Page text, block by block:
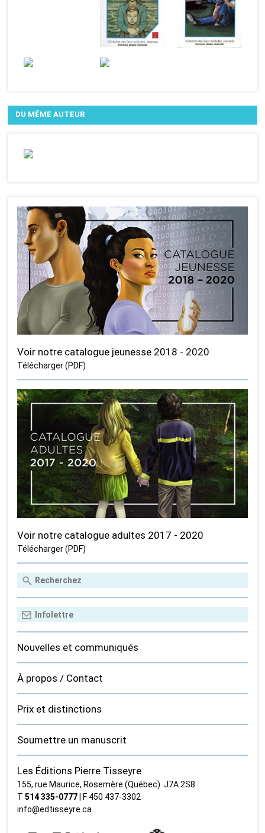
DU MÊME AUTEUR
Voir notre catalogue jeunesse 2018 - 2020
Télécharger (PDF)
Voir notre catalogue adultes 2017 - 2020
Télécharger (PDF)
Nouvelles et communiqués
À propos / Contact
Prix et distinctions
Soumettre un manuscrit
Les Éditions Pierre Tisseyre
155, rue Maurice, Rosemère (Québec) J7A 2S8
T514 335‑0777 | F 450 437‑3302
info@edtisseyre.ca